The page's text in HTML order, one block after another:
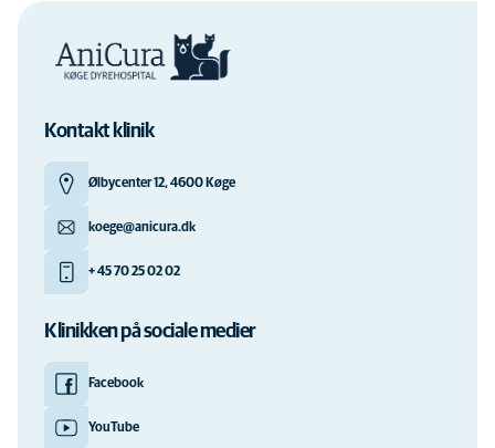
Kontakt klinik
Ølbycenter 12, 4600 Køge
koege@anicura.dk
+ 45 70 25 02 02
Klinikken på sociale medier
Facebook
YouTube